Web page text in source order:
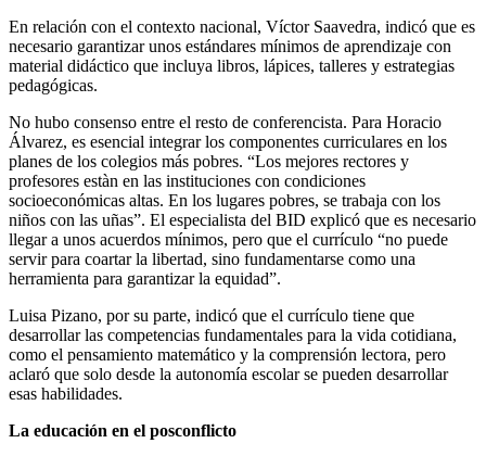
En relación con el contexto nacional, Víctor Saavedra, indicó que es
necesario garantizar unos estándares mínimos de aprendizaje con
material didáctico que incluya libros, lápices, talleres y estrategias
pedagógicas.
No hubo consenso entre el resto de conferencista. Para Horacio
Álvarez, es esencial integrar los componentes curriculares en los
planes de los colegios más pobres. “Los mejores rectores y
profesores estàn en las instituciones con condiciones
socioeconómicas altas. En los lugares pobres, se trabaja con los
niños con las uñas”. El especialista del BID explicó que es necesario
llegar a unos acuerdos mínimos, pero que el currículo “no puede
servir para coartar la libertad, sino fundamentarse como una
herramienta para garantizar la equidad”.
Luisa Pizano, por su parte, indicó que el currículo tiene que
desarrollar las competencias fundamentales para la vida cotidiana,
como el pensamiento matemático y la comprensión lectora, pero
aclaró que solo desde la autonomía escolar se pueden desarrollar
esas habilidades.
La educación en el posconflicto